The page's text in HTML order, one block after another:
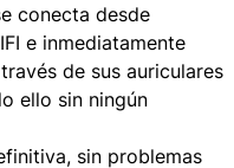
conecta desde
e inmediatamente
de sus auriculares
ello sin ningún
sin problemas